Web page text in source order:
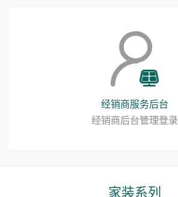
经销商服务后台
经销商后台管理登录
家装系列